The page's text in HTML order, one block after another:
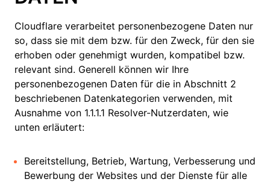
Cloudflare verarbeitet personenbezogene Daten nur
so, dass sie mit dem bzw. für den Zweck, für den sie
erhoben oder genehmigt wurden, kompatibel bzw.
relevant sind. Generell können wir Ihre
personenbezogenen Daten für die in Abschnitt 2
beschriebenen Datenkategorien verwenden, mit
Ausnahme von 1.1.1.1 Resolver-Nutzerdaten, wie
unten erläutert:
Bereitstellung, Betrieb, Wartung, Verbesserung und
Bewerbung der Websites und der Dienste für alle